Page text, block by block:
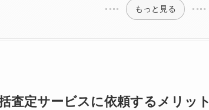
もっと見る
査定サービスに依頼するメリット